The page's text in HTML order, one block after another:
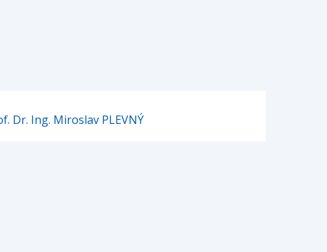
Dr. Ing. Miroslav PLEVNÝ